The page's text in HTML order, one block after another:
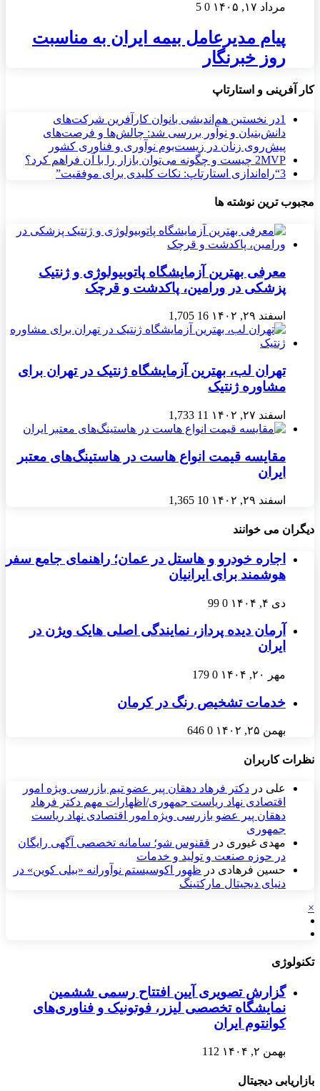
مرداد ۱۷, ۱۴۰۵ 0
5
پیام مدیرعامل بیمه ایران به مناسبت
روز خبرنگار
کار آفرینی و استارتاپ
1در نخستین هم‌اندیشی بانوان کارآفرین شرکت‌های
دانش‌بنیان و نوآور بررسی شد: چالش‌ها و فرصت‌های
پیش‌روی زنان در زیست‌بوم نوآوری و فناوری کشور
2MVP چیست و چگونه می‌توان بازار را با آن فراهم کرد؟
3“راه‌اندازی استارتاپ: نکات کلیدی برای موفقیت”
مجبوب ترین نوشته ها
معرفی بهترین آزمایشگاه پاتوبیولوژی و ژنتیک
پزشکی در ورامین، پاکدشت و قرچک
اسفند ۲۹, ۱۴۰۲ 16
1,705
تهران لب، بهترین آزمایشگاه ژنتیک در تهران برای
مشاوره ژنتیک
اسفند ۲۷, ۱۴۰۲ 11
1,733
مقایسه قیمت انواع هاست در هاستینگ‌های معتبر
ایران
اسفند ۲۹, ۱۴۰۲ 10
1,365
دیگران می خوانند
اجاره خودرو و هاستل در عمان؛ راهنمای جامع سفر
هوشمند برای ایرانیان
دی ۴, ۱۴۰۴ 0
99
آرمان دیده پرداز، نمایندگی اصلی هایک ویژن در
ایران
مهر ۲۰, ۱۴۰۴ 0
179
خدمات تشخیص رنگ در کرمان
بهمن ۲۵, ۱۴۰۲ 0
646
نظرات کاربران
علی در دکتر فرهاد دهقان پیر عضو تيم بازرسی ويژه امور
اقتصادی نهاد رياست جمهوری/اظهارات مهم دکتر فرهاد
دهقان پیر عضو بازرسی ویژه امور اقتصادی نهاد ریاست
جمهوری
مهدی غیوری در ققنوس شو؛ سامانه تخصصی آگهی رایگان
در حوزه صنعت و تولید و خدمات
حسین فرهادی در ظهور اکوسیستم نوآورانه «بیلی کوین» در
دنیای دیجیتال مارکتینگ
×
تکنولوژی
گزارش تصویری آیین افتتاح رسمی ششمین
نمایشگاه تخصصی لیزر، فوتونیک و فناوری‌های
کوانتوم ایران
بهمن ۲, ۱۴۰۴ 112
بازاریابی دیجیتال